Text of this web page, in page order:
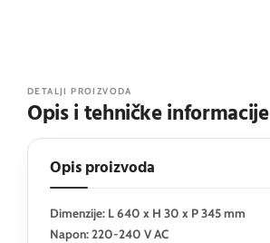
DETALJI PROIZVODA
Opis i tehničke informacije
Opis proizvoda
Dimenzije: L 640 x H 30 x P 345 mm
Napon: 220-240 V AC